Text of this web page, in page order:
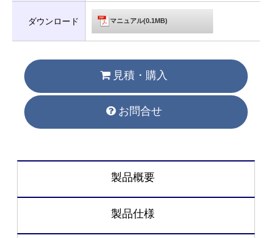
ダウンロード マニュアル(0.1MB)
見積・購入
お問合せ
製品概要
製品仕様